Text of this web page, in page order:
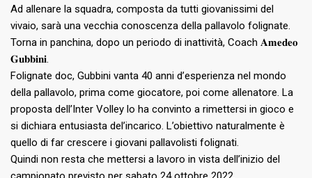
Ad allenare la squadra, composta da tutti giovanissimi del
vivaio, sarà una vecchia conoscenza della pallavolo folignate.
Torna in panchina, dopo un periodo di inattività, Coach 𝐀𝐦𝐞𝐝𝐞𝐨
𝐆𝐮𝐛𝐛𝐢𝐧𝐢.
Folignate doc, Gubbini vanta 40 anni d’esperienza nel mondo
della pallavolo, prima come giocatore, poi come allenatore. La
proposta dell’Inter Volley lo ha convinto a rimettersi in gioco e
si dichiara entusiasta del’incarico. L’obiettivo naturalmente è
quello di far crescere i giovani pallavolisti folignati.
Quindi non resta che mettersi a lavoro in vista dell’inizio del